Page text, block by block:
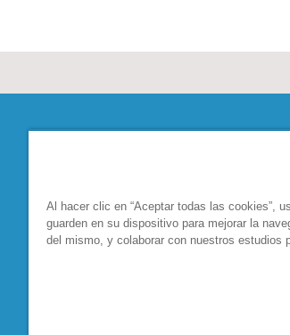
Cultura empresarial
Théa en el Mundo
Al hacer clic en “Aceptar todas las cookies”,
guarden en su dispositivo para mejorar la
del mismo, y colaborar con nuestros estudios